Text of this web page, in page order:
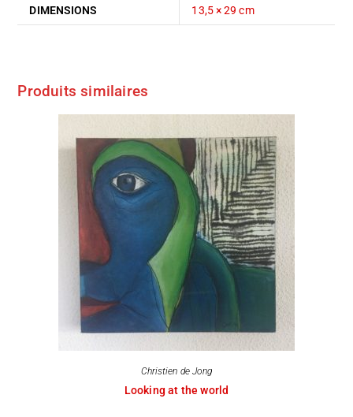
DIMENSIONS 13,5 × 29 cm
Produits similaires
Christien de Jong
Looking at the world